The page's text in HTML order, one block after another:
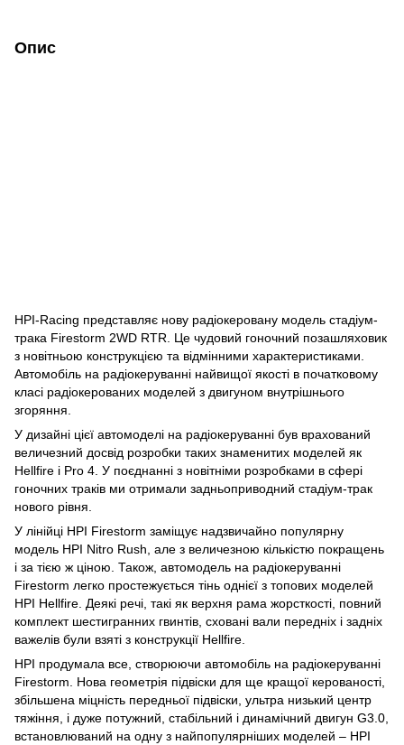
Опис
HPI-Racing представляє нову радіокеровану модель стадіум-
трака Firestorm 2WD RTR. Це чудовий гоночний позашляховик
з новітньою конструкцією та відмінними характеристиками.
Автомобіль на радіокеруванні найвищої якості в початковому
класі радіокерованих моделей з двигуном внутрішнього
згоряння.
У дизайні цієї автомоделі на радіокеруванні був врахований
величезний досвід розробки таких знаменитих моделей як
Hellfire і Pro 4. У поєднанні з новітніми розробками в сфері
гоночних траків ми отримали задньоприводний стадіум-трак
нового рівня.
У лінійці HPI Firestorm заміщує надзвичайно популярну
модель HPI Nitro Rush, але з величезною кількістю покращень
і за тією ж ціною. Також, автомодель на радіокеруванні
Firestorm легко простежується тінь однієї з топових моделей
HPI Hellfire. Деякі речі, такі як верхня рама жорсткості, повний
комплект шестигранних гвинтів, сховані вали передніх і задніх
важелів були взяті з конструкції Hellfire.
HPI продумала все, створюючи автомобіль на радіокеруванні
Firestorm. Нова геометрія підвіски для ще кращої керованості,
збільшена міцність передньої підвіски, ультра низький центр
тяжіння, і дуже потужний, стабільний і динамічний двигун G3.0,
встановлюваний на одну з найпопулярніших моделей – HPI